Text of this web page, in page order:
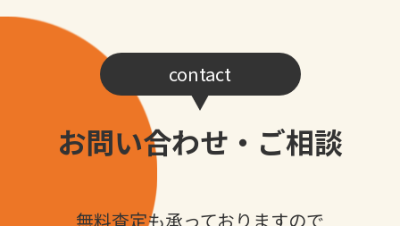
contact
お問い合わせ・ご相談
無料査定も承っておりますので